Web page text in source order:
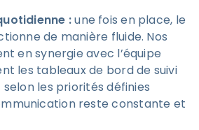
:une fois en place, le
de manière fluide. Nos
en synergie avec l’équipe
les tableaux de bord de suivi
les priorités définies
reste constante et